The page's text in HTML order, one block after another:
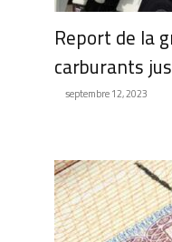
Report de la
carburants
septembre 12, 2023